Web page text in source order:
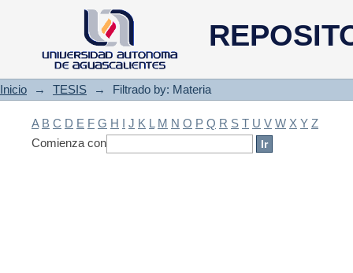
Filtrado by: Materia
Inicio → TESIS → Filtrado by: Materia
A B C D E F G H I J K L M N O P Q R S T U V W X Y Z
Comienza con